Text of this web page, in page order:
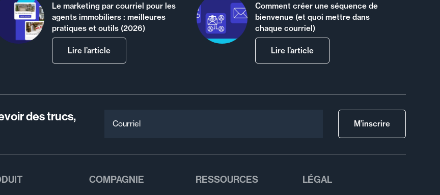
Le marketing par courriel pour les
agents immobiliers : meilleures
pratiques et outils (2026)
Lire l’article
Comment créer une séquence de
bienvenue (et quoi mettre dans
chaque courriel)
Lire l’article
des trucs,
M’inscrire
COMPAGNIE RESSOURCES LÉGAL